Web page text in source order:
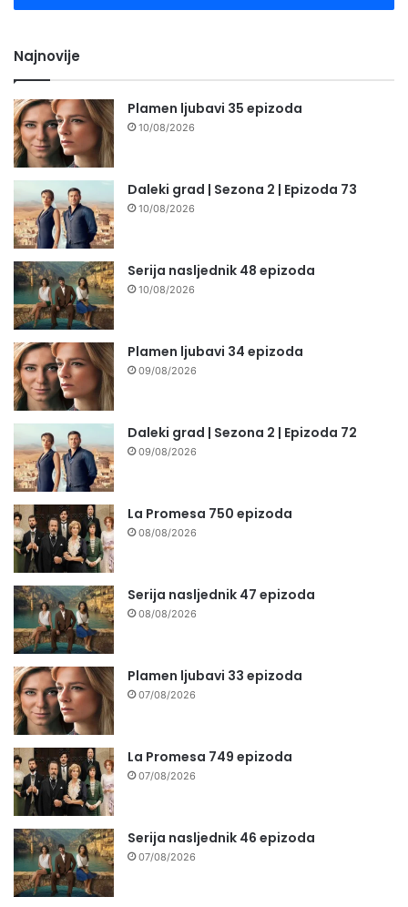
Najnovije
Plamen ljubavi 35 epizoda
10/08/2026
Daleki grad | Sezona 2 | Epizoda 73
10/08/2026
Serija nasljednik 48 epizoda
10/08/2026
Plamen ljubavi 34 epizoda
09/08/2026
Daleki grad | Sezona 2 | Epizoda 72
09/08/2026
La Promesa 750 epizoda
08/08/2026
Serija nasljednik 47 epizoda
08/08/2026
Plamen ljubavi 33 epizoda
07/08/2026
La Promesa 749 epizoda
07/08/2026
Serija nasljednik 46 epizoda
07/08/2026